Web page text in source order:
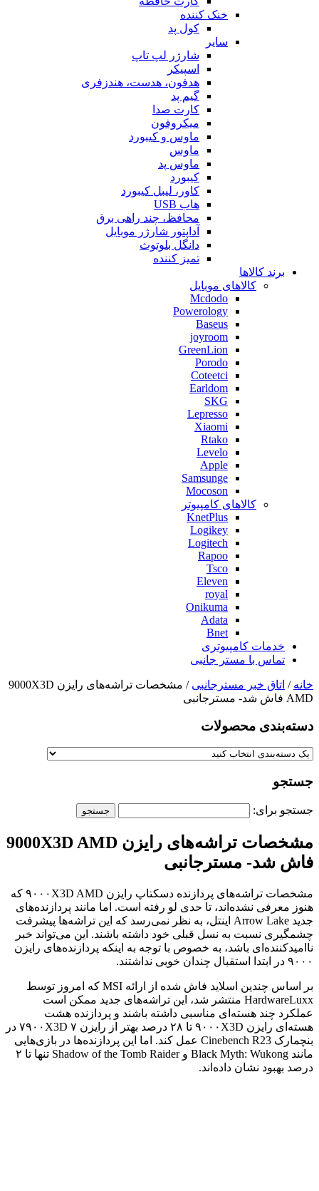
خنک کننده
کول پد
سایر
شارژر لپ تاپ
اسپیکر
هدفون، هدست، هندزفری
گیم پد
کارت صدا
میکروفون
ماوس و کیبورد
ماوس
ماوس پد
کیبورد
کاور، لیبل کیبورد
هاب USB
محافظ، چند راهی برق
آداپتور شارژر موبایل
دانگل بلوتوث
تمیز کننده
برند کالاها
کالاهای موبایل
Mcdodo
Powerology
Baseus
joyroom
GreenLion
Porodo
Coteetci
Earldom
SKG
Lepresso
Xiaomi
Rtako
Levelo
Apple
Samsunge
Mocoson
کالاهای کامپیوتر
KnetPlus
Logikey
Logitech
Rapoo
Tsco
Eleven
royal
Onikuma
Adata
Bnet
خدمات کامپیوتری
تماس با مستر جانبی
خانه / اتاق خبر مسترجانبی
/ مشخصات تراشه‌های رایزن 9000X3D
AMD فاش شد- مسترجانبی
دسته‌بندی‌ محصولات
جستجو
جستجو برای:
مشخصات تراشه‌های رایزن 9000X3D AMD
فاش شد- مسترجانبی
مشخصات تراشه‌های پردازنده دسکتاپ رایزن ۹۰۰۰X3D AMD که
هنوز معرفی نشده‌اند، تا حدی لو رفته است. اما مانند پردازنده‌های
جدید Arrow Lake اینتل، به نظر نمی‌رسد که این تراشه‌ها پیشرفت
چشمگیری نسبت به نسل قبلی خود داشته باشند. این می‌تواند خبر
ناامیدکننده‌ای باشد، به‌ خصوص با توجه به اینکه پردازنده‌های رایزن
۹۰۰۰ در ابتدا استقبال چندان خوبی نداشتند.
بر اساس چندین اسلاید فاش شده از ارائه MSI که امروز توسط
HardwareLuxx منتشر شد، این تراشه‌های جدید ممکن است
عملکرد چند هسته‌ای مناسبی داشته باشند و پردازنده هشت
هسته‌ای رایزن ۹۰۰۰X3D تا ۲۸ درصد بهتر از رایزن ۷ ۷۹۰۰X3D در
بنچمارک Cinebench R23 عمل کند. اما این پردازنده‌ها در بازی‌هایی
مانند Black Myth: Wukong و Shadow of the Tomb Raider تنها تا ۲
درصد بهبود نشان داده‌اند.